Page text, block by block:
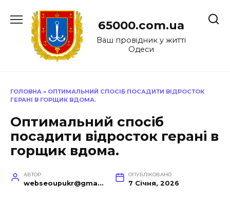
до
65000.com.ua
Ваш провідник у житті
Одеси
ГОЛОВНА » ОПТИМАЛЬНИЙ СПОСІБ ПОСАДИТИ ВІДРОСТОК
ГЕРАНІ В ГОРЩИК ВДОМА.
Оптимальний спосіб
посадити відросток герані в
горщик вдома.
АВТОР
webseoupukr@gmail.com
ОПУБЛІКОВАНО
7 Січня, 2026